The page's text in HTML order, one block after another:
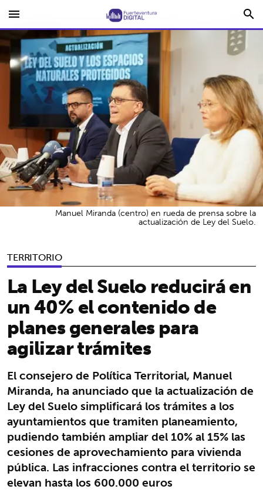
menu search
TERRITORIO
La Ley del Suelo reducirá en
un 40% el contenido de
planes generales para
agilizar trámites
El consejero de Política Territorial, Manuel
Miranda, ha anunciado que la actualización de
Ley del Suelo simplificará los trámites a los
ayuntamientos que tramiten planeamiento,
pudiendo también ampliar del 10% al 15% las
cesiones de aprovechamiento para vivienda
pública. Las infracciones contra el territorio se
elevan hasta los 600.000 euros
Manuel Miranda (centro) en rueda de prensa sobre la
actualización de Ley del Suelo.